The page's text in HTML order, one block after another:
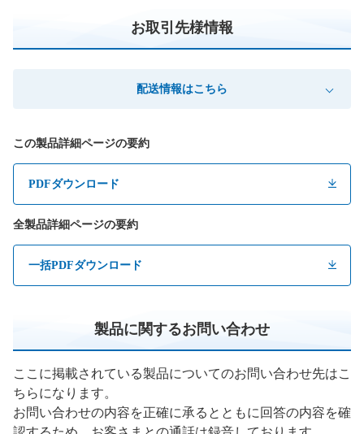
お取引先様情報
配送情報はこちら
この製品詳細ページの要約
PDFダウンロード
全製品詳細ページの要約
一括PDFダウンロード
製品に関するお問い合わせ
ここに掲載されている製品についてのお問い合わせ先はこ
ちらになります。
お問い合わせの内容を正確に承るとともに回答の内容を確